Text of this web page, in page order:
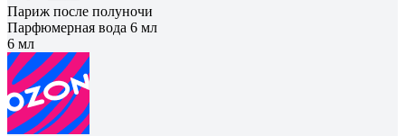
Париж после полуночи
Парфюмерная вода 6 мл
6 мл